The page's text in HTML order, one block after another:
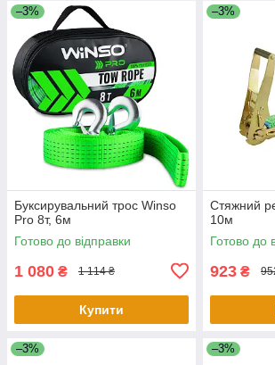
–3%
Буксирувальний трос Winso
Pro 8т, 6м
Готово до відправки
1 080 ₴ 1 114 ₴
Купити
–3%
Стяжний
10м
Готово до
923 ₴
–3% –3%